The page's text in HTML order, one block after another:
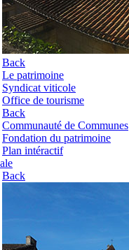
Back
Le patrimoine
Syndicat viticole
Office de tourisme
Back
Communauté de Communes
Fondation du patrimoine
Plan intéractif
Back